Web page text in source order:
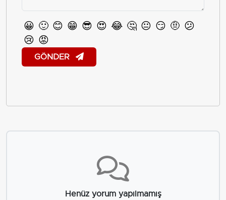
😀 🙂 😊 😁 😎 😍 😂 🤔 😐 😏 🤨 😕
😢 😡
GÖNDER
Henüz yorum yapılmamış